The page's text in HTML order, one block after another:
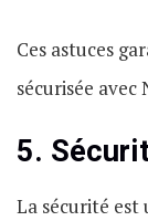
Ces astuces
sécurisée avec
5.
La sécurité est